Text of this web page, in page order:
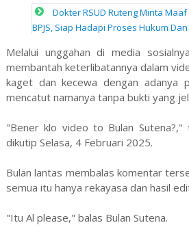
Dokter RSUD Ruteng Minta
BPJS, Siap Hadapi Proses Hukum
Melalui unggahan di media
membantah keterlibatannya dalam
kaget dan kecewa dengan adanya
mencatut namanya tanpa bukti yang
"Bener klo video to Bulan Sutena?,"
dikutip Selasa, 4 Februari 2025.
Bulan lantas membalas komentar
semua itu hanya rekayasa dan hasil
"Itu Al please," balas Bulan Sutena.